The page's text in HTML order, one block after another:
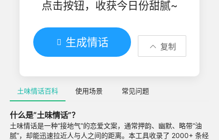
点击按钮，收获今日份甜腻~
 生成情话  复制
土味情话百科 使用场景 常见问题
什么是“土味情话”？
土味情话是一种“接地气”的恋爱文案，通常押韵、幽默、略带“油
腻”，却能迅速拉近人与人之间的距离。本工具收录了 2000+ 条经